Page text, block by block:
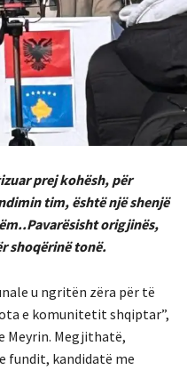
prej kohësh, për
tim, është një shenjë
origjinës,
shoqërinë tonë.
u ngritën zëra për të
e komunitetit shqiptar”,
Meyrin. Megjithatë,
fundit, kandidatë me